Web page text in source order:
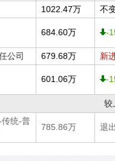
1022.47万 不
684.60万 -
公司 679.68万 新
601.06万 -
较
统-普
785.86万 退出